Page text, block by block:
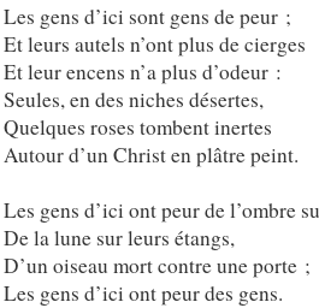
Les gens d’ici sont gens de peur ;
Et leurs autels n’ont plus de cierges
Et leur encens n’a plus d’odeur :
Seules, en des niches désertes,
Quelques roses tombent inertes
Autour d’un Christ en plâtre peint.
Les gens d’ici ont peur de l’ombre
De la lune sur leurs étangs,
D’un oiseau mort contre une porte ;
Les gens d’ici ont peur des gens.